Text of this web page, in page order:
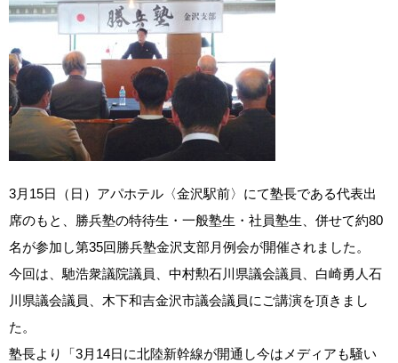
3月15日（日）アパホテル〈金沢駅前〉にて塾長である代表出
席のもと、勝兵塾の特待生・一般塾生・社員塾生、併せて約80
名が参加し第35回勝兵塾金沢支部月例会が開催されました。
今回は、馳浩衆議院議員、中村勲石川県議会議員、白崎勇人石
川県議会議員、木下和吉金沢市議会議員にご講演を頂きまし
た。
塾長より「3月14日に北陸新幹線が開通し今はメディアも騒い